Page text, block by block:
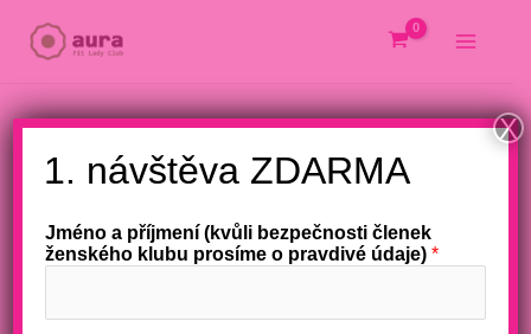
1. návštěva ZDARMA
Jméno a příjmení (kvůli bezpečnosti členek
ženského klubu prosíme o pravdivé údaje)*
X